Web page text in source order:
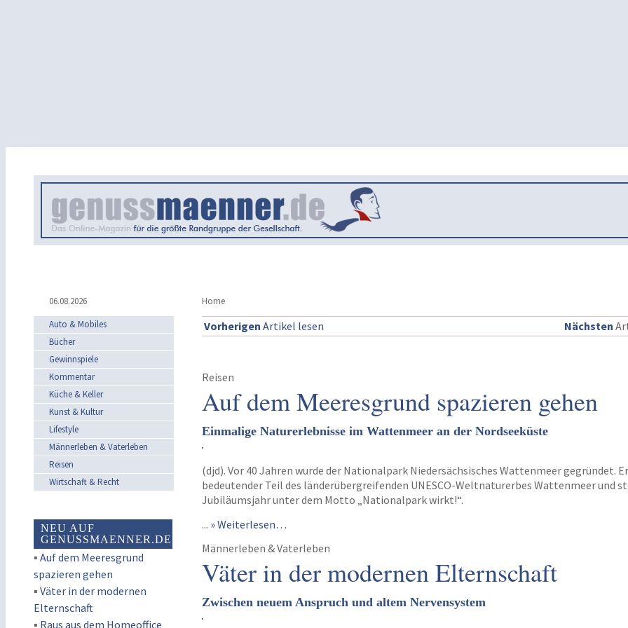
06.08.2026
Home
Auto & Mobiles
Bücher
Gewinnspiele
Kommentar
Küche & Keller
Kunst & Kultur
Lifestyle
Männerleben & Vaterleben
Reisen
Wirtschaft & Recht
NEU AUF
GENUSSMAENNER.DE
▪ Auf dem Meeresgrund
spazieren gehen
▪ Väter in der modernen
Elternschaft
▪ Raus aus dem Homeoffice
Vorherigen Artikel lesen Nächsten
Reisen
Auf dem Meeresgrund spazieren gehen
Einmalige Naturerlebnisse im Wattenmeer an der Nordseeküste
(djd). Vor 40 Jahren wurde der Nationalpark Niedersächsisches Wattenmeer gegründet.
bedeutender Teil des länderübergreifenden UNESCO-Weltnaturerbes Wattenmeer und
Jubiläumsjahr unter dem Motto „Nationalpark wirkt!“.
... » Weiterlesen…
Männerleben & Vaterleben
Väter in der modernen Elternschaft
Zwischen neuem Anspruch und altem Nervensystem